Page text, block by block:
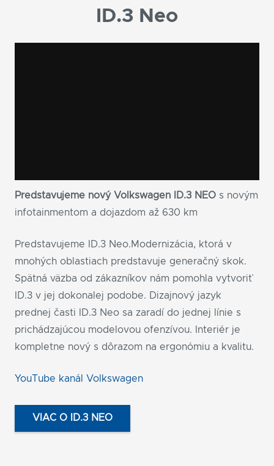
ID.3 Neo
Predstavujeme nový Volkswagen ID.3 NEO s novým
infotainmentom a dojazdom až 630 km
Predstavujeme ID.3 Neo.Modernizácia, ktorá v
mnohých oblastiach predstavuje generačný skok.
Spätná väzba od zákazníkov nám pomohla vytvoriť
ID.3 v jej dokonalej podobe. Dizajnový jazyk
prednej časti ID.3 Neo sa zaradí do jednej línie s
prichádzajúcou modelovou ofenzívou. Interiér je
kompletne nový s dôrazom na ergonómiu a kvalitu.
YouTube kanál Volkswagen
VIAC O ID.3 NEO